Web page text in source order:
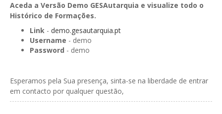
Aceda a Versão Demo GESAutarquia e visualize todo o
Histórico de Formações.
Link - demo.gesautarquia.pt
Username - demo
Password - demo
Esperamos pela Sua presença, sinta-se na liberdade de entrar
em contacto por qualquer questão,